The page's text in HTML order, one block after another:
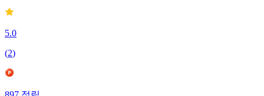
5.0
(2)